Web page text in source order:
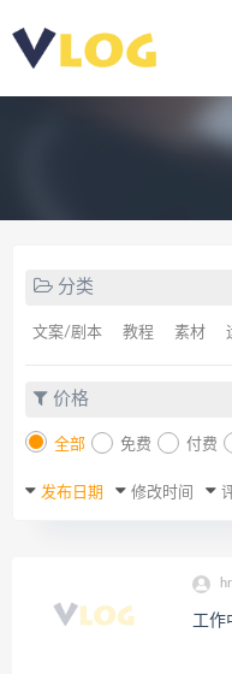
分类
文案/剧本 教程 素材
价格
全部 免费 付费
发布日期 修改时间
工